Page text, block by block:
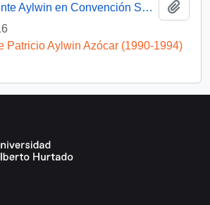
Discurso Presidente Aylwin en Convención Santiago: Video
Patricio Aylwin Azócar (1990-1994)